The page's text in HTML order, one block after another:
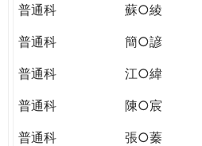
普通科
蘇○綾
普通科
簡○諺
普通科
江○緯
普通科
陳○宸
普通科
張○蓁